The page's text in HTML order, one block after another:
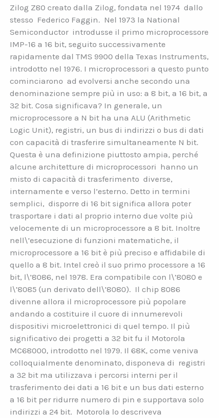
Zilog Z80 creato dalla Zilog, fondata nel 1974 dallo
stesso Federico Faggin. Nel 1973 la National
Semiconductor introdusse il primo microprocessore
IMP-16 a 16 bit, seguito successivamente
rapidamente dal TMS 9900 della Texas Instruments,
introdotto nel 1976. I microprocessori a questo punto
cominciarono ad evolversi anche secondo una
denominazione sempre più in uso: a 8 bit, a 16 bit, a
32 bit. Cosa significava? In generale, un
microprocessore a N bit ha una ALU (Arithmetic
Logic Unit), registri, un bus di indirizzi o bus di dati
con capacità di trasferire simultaneamente N bit.
Questa è una definizione piuttosto ampia, perché
alcune architetture di microprocessori hanno un
misto di capacità di trasferimento diverse,
internamente e verso l’esterno. Detto in termini
semplici, disporre di 16 bit significa allora poter
trasportare i dati al proprio interno due volte più
velocemente di un microprocessore a 8 bit. Inoltre
nell\’esecuzione di funzioni matematiche, il
microprocessore a 16 bit è più preciso e affidabile di
quello a 8 bit. Intel creò il suo primo processore a 16
bit, l\’8086, nel 1978. Era compatibile con l\’8080 e
l\’8085 (un derivato dell\’8080). Il chip 8086
divenne allora il microprocessore più popolare
andando a costituire il cuore di innumerevoli
dispositivi microelettronici di quel tempo. Il più
significativo dei progetti a 32 bit fu il Motorola
MC68000, introdotto nel 1979. Il 68K, come veniva
colloquialmente denominato, disponeva di registri
a 32 bit ma utilizzava i percorsi interni per il
trasferimento dei dati a 16 bit e un bus dati esterno
a 16 bit per ridurre numero di pin e supportava solo
indirizzi a 24 bit. Motorola lo descriveva